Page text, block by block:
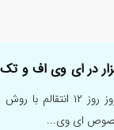
در ای وی اف و
با سلام.من امروز
ای وی...